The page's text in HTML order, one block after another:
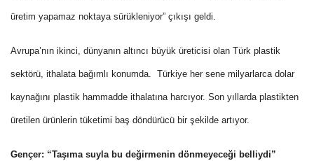
üretim yapamaz noktaya sürükleniyor” çıkışı geldi.
Avrupa’nın ikinci, dünyanın altıncı büyük üreticisi olan Türk plastik
sektörü, ithalata bağımlı konumda. Türkiye her sene milyarlarca dolar
kaynağını plastik hammadde ithalatına harcıyor. Son yıllarda plastikten
üretilen ürünlerin tüketimi baş döndürücü bir şekilde artıyor.
Gençer: “Taşıma suyla bu değirmenin dönmeyeceği belliydi”